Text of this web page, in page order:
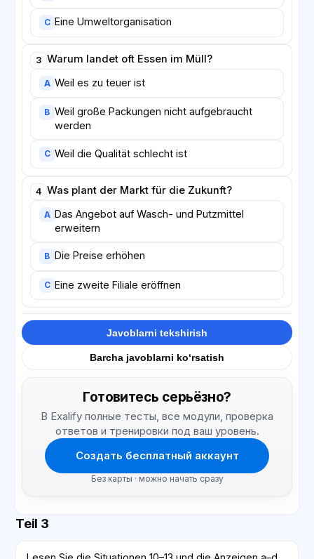
C Eine Umweltorganisation
3 Warum landet oft Essen im Müll?
A Weil es zu teuer ist
B Weil große Packungen nicht aufgebraucht
werden
C Weil die Qualität schlecht ist
4 Was plant der Markt für die Zukunft?
A Das Angebot auf Wasch- und Putzmittel
erweitern
B Die Preise erhöhen
C Eine zweite Filiale eröffnen
Javoblarni tekshirish
Barcha javoblarni ko‘rsatish
Готовитесь серьёзно?
В Exalify полные тесты, все модули, проверка
ответов и тренировки под ваш уровень.
Создать бесплатный аккаунт
Без карты · можно начать сразу
Teil 3